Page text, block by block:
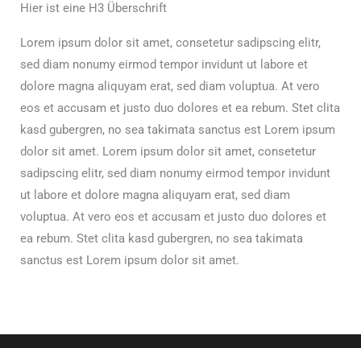
Hier ist eine H3 Überschrift
Lorem ipsum dolor sit amet, consetetur sadipscing elitr,
sed diam nonumy eirmod tempor invidunt ut labore et
dolore magna aliquyam erat, sed diam voluptua. At vero
eos et accusam et justo duo dolores et ea rebum. Stet clita
kasd gubergren, no sea takimata sanctus est Lorem ipsum
dolor sit amet. Lorem ipsum dolor sit amet, consetetur
sadipscing elitr, sed diam nonumy eirmod tempor invidunt
ut labore et dolore magna aliquyam erat, sed diam
voluptua. At vero eos et accusam et justo duo dolores et
ea rebum. Stet clita kasd gubergren, no sea takimata
sanctus est Lorem ipsum dolor sit amet.